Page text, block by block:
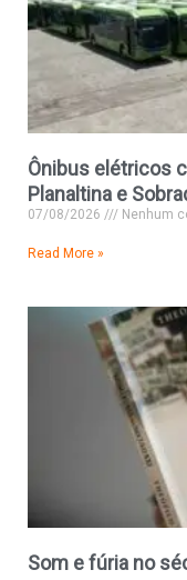
Ônibus elétricos
Planaltina e
07/08/2026 Nenhum
Read More »
Som e fúria no